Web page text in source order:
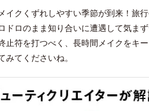
イクくずれしやすい季節が到来！旅
ドロのまま知り合いに遭遇して気
止符を打つべく、長時間メイクをキ
みてくださいね。